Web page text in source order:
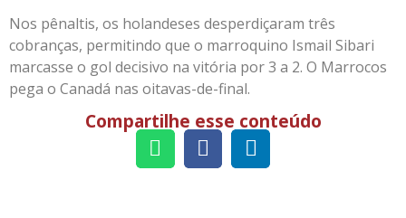
Nos pênaltis, os holandeses desperdiçaram três
cobranças, permitindo que o marroquino Ismail Sibari
marcasse o gol decisivo na vitória por 3 a 2. O Marrocos
pega o Canadá nas oitavas-de-final.
Compartilhe esse conteúdo